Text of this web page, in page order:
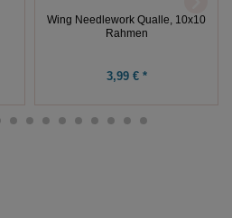
Wing Needlework Qualle, 10x10
Rahmen
3,99 € *